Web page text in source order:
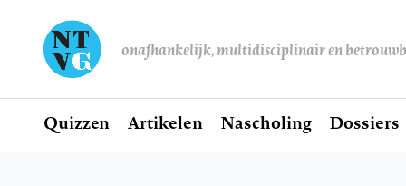
onafhankelijk, multidisciplinair en
Hoofdnavigatie
Home
Quizzen Artikelen Nascholing Dossiers